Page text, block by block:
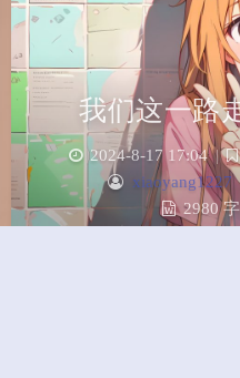
我们这一路
2024-8-17 17:04 |
xiaoyang1227
2980 字